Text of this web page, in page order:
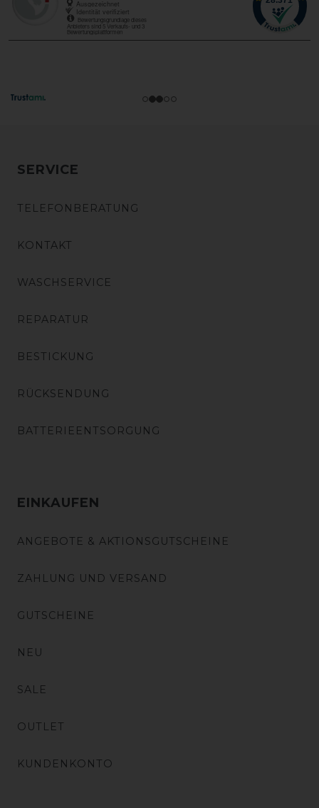
SERVICE
TELEFONBERATUNG
KONTAKT
WASCHSERVICE
REPARATUR
BESTICKUNG
RÜCKSENDUNG
BATTERIEENTSORGUNG
EINKAUFEN
ANGEBOTE & AKTIONSGUTSCHEINE
ZAHLUNG UND VERSAND
GUTSCHEINE
NEU
SALE
OUTLET
KUNDENKONTO